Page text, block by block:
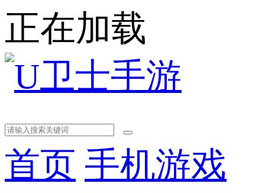
正在加载
首页 手机游戏